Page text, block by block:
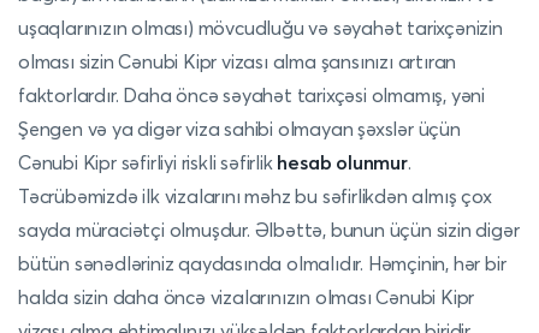
uşaqlarınızın olması) mövcudluğu və səyahət tarixçənizin
olması sizin Cənubi Kipr vizası alma şansınızı artıran
faktorlardır. Daha öncə səyahət tarixçəsi olmamış, yəni
Şengen və ya digər viza sahibi olmayan şəxslər üçün
Cənubi Kipr səfirliyi riskli səfirlik hesab olunmur.
Təcrübəmizdə ilk vizalarını məhz bu səfirlikdən almış çox
sayda müraciətçi olmuşdur. Əlbəttə, bunun üçün sizin digər
bütün sənədləriniz qaydasında olmalıdır. Həmçinin, hər bir
halda sizin daha öncə vizalarınızın olması Cənubi Kipr